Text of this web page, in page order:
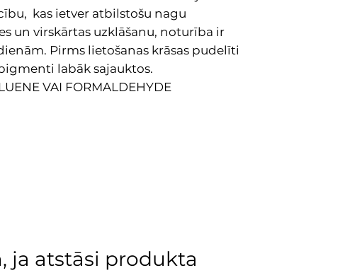
kas ietver atbilstošu nagu
un virskārtas uzklāšanu, noturība ir
Pirms lietošanas krāsas pudelīti
labāk sajauktos.
VAI FORMALDEHYDE
ja atstāsi produkta